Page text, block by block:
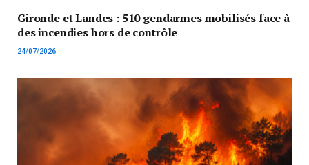
Gironde et Landes : 510 gendarmes mobilisés face à
des incendies hors de contrôle
24/07/2026